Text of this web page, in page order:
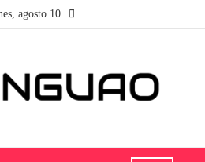
agosto 10